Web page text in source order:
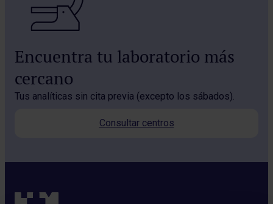
Encuentra tu laboratorio más
cercano
Tus analíticas sin cita previa (excepto los sábados).
Consultar centros